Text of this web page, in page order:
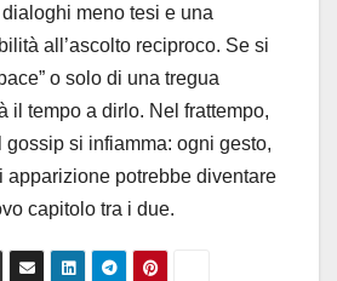
meno tesi e una
all’ascolto reciproco. Se si
o solo di una tregua
il tempo a dirlo. Nel frattempo,
gossip si infiamma: ogni gesto,
apparizione potrebbe diventare
capitolo tra i due.